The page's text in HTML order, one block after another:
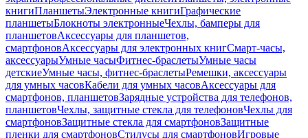
книгиПланшетыЭлектронные книгиГрафические
планшетыБлокноты электронныеЧехлы, бамперы для
планшетовАксессуары для планшетов,
смартфоновАксессуары для электронных книгСмарт-часы,
аксессуарыУмные часыФитнес-браслетыУмные часы
детскиеУмные часы, фитнес-браслетыРемешки, аксессуары
для умных часовКабели для умных часовАксессуары для
смартфонов, планшетовЗарядные устройства для телефонов,
планшетовЧехлы, защитные стекла для телефоновЧехлы для
смартфоновЗащитные стекла для смартфоновЗащитные
пленки для смартфоновСтилусы для смартфоновИгровые